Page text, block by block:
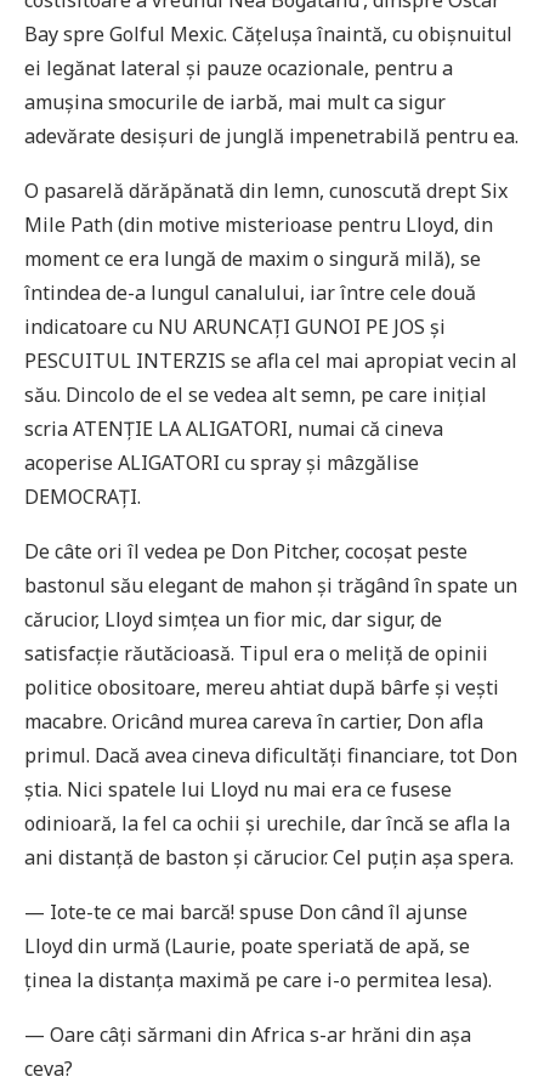
Bay spre Golful Mexic. Cățelușa înaintă, cu obișnuitul
ei legănat lateral și pauze ocazionale, pentru a
amușina smocurile de iarbă, mai mult ca sigur
adevărate desișuri de junglă impenetrabilă pentru ea.
O pasarelă dărăpănată din lemn, cunoscută drept Six
Mile Path (din motive misterioase pentru Lloyd, din
moment ce era lungă de maxim o singură milă), se
întindea de-a lungul canalului, iar între cele două
indicatoare cu NU ARUNCAȚI GUNOI PE JOS și
PESCUITUL INTERZIS se afla cel mai apropiat vecin al
său. Dincolo de el se vedea alt semn, pe care inițial
scria ATENȚIE LA ALIGATORI, numai că cineva
acoperise ALIGATORI cu spray și mâzgălise
DEMOCRAȚI.
De câte ori îl vedea pe Don Pitcher, cocoșat peste
bastonul său elegant de mahon și trăgând în spate un
cărucior, Lloyd simțea un fior mic, dar sigur, de
satisfacție răutăcioasă. Tipul era o meliță de opinii
politice obositoare, mereu ahtiat după bârfe și vești
macabre. Oricând murea careva în cartier, Don afla
primul. Dacă avea cineva dificultăți financiare, tot Don
știa. Nici spatele lui Lloyd nu mai era ce fusese
odinioară, la fel ca ochii și urechile, dar încă se afla la
ani distanță de baston și cărucior. Cel puțin așa spera.
— Iote-te ce mai barcă! spuse Don când îl ajunse
Lloyd din urmă (Laurie, poate speriată de apă, se
ținea la distanța maximă pe care i-o permitea lesa).
— Oare câți sărmani din Africa s-ar hrăni din așa
ceva?